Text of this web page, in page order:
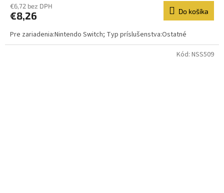
€6,72 bez DPH
€8,26 Do košíka
Pre zariadenia:Nintendo Switch; Typ príslušenstva:Ostatné
Kód: NSS509